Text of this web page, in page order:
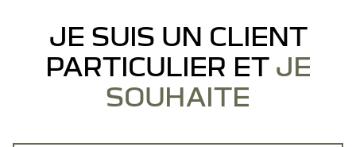
JE SUIS UN CLIENT
PARTICULIER ET JE
SOUHAITE